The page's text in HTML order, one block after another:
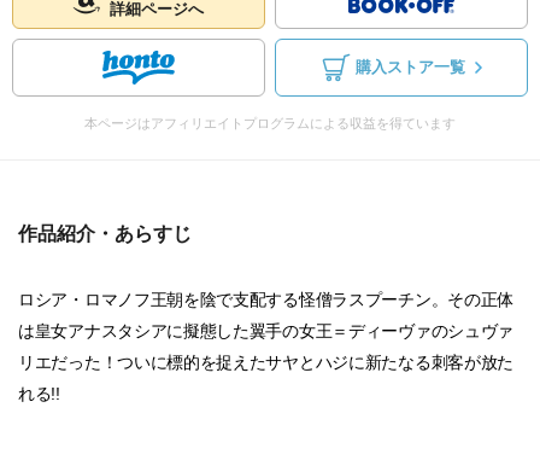
詳細ページへ
購入ストア一覧
本ページはアフィリエイトプログラムによる収益を得ています
作品紹介・あらすじ
ロシア・ロマノフ王朝を陰で支配する怪僧ラスプーチン。その正体
は皇女アナスタシアに擬態した翼手の女王＝ディーヴァのシュヴァ
リエだった！ついに標的を捉えたサヤとハジに新たなる刺客が放た
れる!!